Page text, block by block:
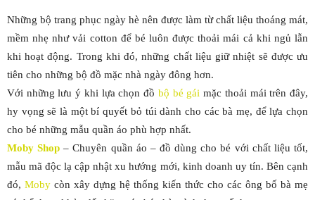
Những bộ trang phục ngày hè nên được làm từ chất liệu thoáng mát,
mềm nhẹ như vải cotton để bé luôn được thoải mái cả khi ngủ lẫn
khi hoạt động. Trong khi đó, những chất liệu giữ nhiệt sẽ được ưu
tiên cho những bộ đồ mặc nhà ngày đông hơn.
Với những lưu ý khi lựa chọn đồ bộ bé gái mặc thoải mái trên đây,
hy vọng sẽ là một bí quyết bỏ túi dành cho các bà mẹ, để lựa chọn
cho bé những mẫu quần áo phù hợp nhất.
Moby Shop – Chuyên quần áo – đồ dùng cho bé với chất liệu tốt,
mẫu mã độc lạ cập nhật xu hướng mới, kinh doanh uy tín. Bên cạnh
đó, Moby còn xây dựng hệ thống kiến thức cho các ông bố bà mẹ